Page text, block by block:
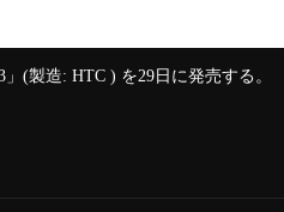
(製造: HTC ) を29日に発売する。